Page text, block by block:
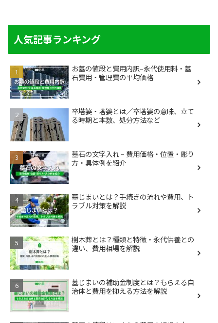
人気記事ランキング
お墓の値段と費用内訳–永代使用料・墓
石費用・管理費の平均価格
卒塔婆・塔婆とは／卒塔婆の意味、立て
る時期と本数、処分方法など
墓石の文字入れ – 費用価格・位置・彫り
方・具体例を紹介
墓じまいとは？手続きの流れや費用、ト
ラブル対策を解説
樹木葬とは？種類と特徴・永代供養との
違い、費用相場を解説
墓じまいの補助金制度とは？もらえる自
治体と費用を抑える方法を解説